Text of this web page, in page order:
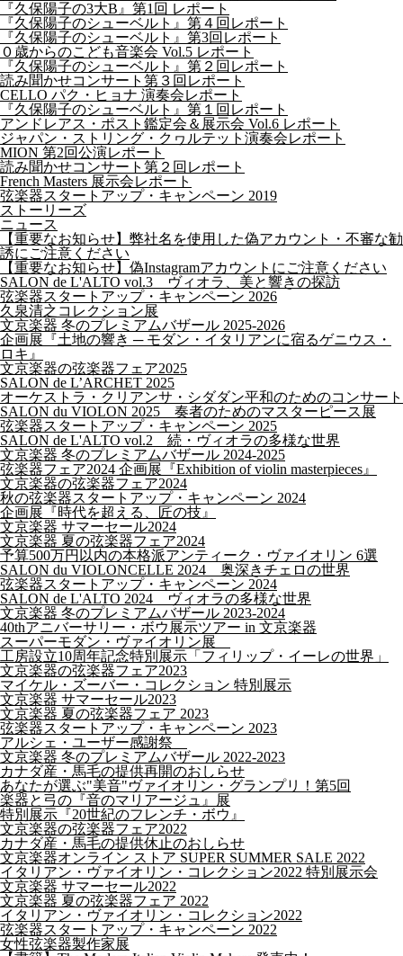
『久保陽子の3大B』第1回 レポート
『久保陽子のシューベルト』第４回レポート
『久保陽子のシューベルト』第3回レポート
０歳からのこども音楽会 Vol.5 レポート
『久保陽子のシューベルト』第２回レポート
読み聞かせコンサート第３回レポート
CELLO パク・ヒョナ 演奏会レポート
『久保陽子のシューベルト』第１回レポート
アンドレアス・ポスト鑑定会＆展示会 Vol.6 レポート
ジャパン・ストリング・クヮルテット演奏会レポート
MION 第2回公演レポート
読み聞かせコンサート第２回レポート
French Masters 展示会レポート
弦楽器スタートアップ・キャンペーン 2019
ストーリーズ
ニュース
【重要なお知らせ】弊社名を使用した偽アカウント・不審な勧
誘にご注意ください
【重要なお知らせ】偽Instagramアカウントにご注意ください
SALON de L'ALTO vol.3 ヴィオラ、美と響きの探訪
弦楽器スタートアップ・キャンペーン 2026
久泉清之コレクション展
文京楽器 冬のプレミアムバザール 2025-2026
企画展『土地の響き ─ モダン・イタリアンに宿るゲニウス・
ロキ』
文京楽器の弦楽器フェア2025
SALON de L’ARCHET 2025
オーケストラ・クリアンサ・シダダン平和のためのコンサート
SALON du VIOLON 2025 奏者のためのマスターピース展
弦楽器スタートアップ・キャンペーン 2025
SALON de L'ALTO vol.2 続・ヴィオラの多様な世界
文京楽器 冬のプレミアムバザール 2024-2025
弦楽器フェア2024 企画展『Exhibition of violin masterpieces』
文京楽器の弦楽器フェア2024
秋の弦楽器スタートアップ・キャンペーン 2024
企画展『時代を超える、匠の技』
文京楽器 サマーセール2024
文京楽器 夏の弦楽器フェア2024
予算500万円以内の本格派アンティーク・ヴァイオリン 6選
SALON du VIOLONCELLE 2024 奥深きチェロの世界
弦楽器スタートアップ・キャンペーン 2024
SALON de L'ALTO 2024 ヴィオラの多様な世界
文京楽器 冬のプレミアムバザール 2023-2024
40thアニバーサリー・ボウ展示ツアー in 文京楽器
スーパーモダン・ヴァイオリン展
工房設立10周年記念特別展示「フィリップ・イーレの世界」
文京楽器の弦楽器フェア2023
マイケル・ズーバー・コレクション 特別展示
文京楽器 サマーセール2023
文京楽器 夏の弦楽器フェア 2023
弦楽器スタートアップ・キャンペーン 2023
アルシェ・ユーザー感謝祭
文京楽器 冬のプレミアムバザール 2022-2023
カナダ産・馬毛の提供再開のおしらせ
あなたが選ぶ"美音"ヴァイオリン・グランプリ！第5回
楽器と弓の『音のマリアージュ』展
特別展示『20世紀のフレンチ・ボウ』
文京楽器の弦楽器フェア2022
カナダ産・馬毛の提供休止のおしらせ
文京楽器オンライン ストア SUPER SUMMER SALE 2022
イタリアン・ヴァイオリン・コレクション2022 特別展示会
文京楽器 サマーセール2022
文京楽器 夏の弦楽器フェア 2022
イタリアン・ヴァイオリン・コレクション2022
弦楽器スタートアップ・キャンペーン 2022
女性弦楽器製作家展